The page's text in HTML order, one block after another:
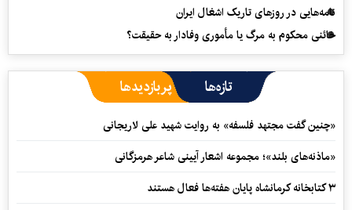
نامه‌هایی در روزهای تاریک اشغال ایران
خائنی محکوم به مرگ یا مأموری وفادار به حقیقت؟
تازه‌ها پربازدیدها
«چنین گفت مجتهد فلسفه» به روایت شهید علی لاریجانی
«ماذنه‌های بلند»؛ مجموعه اشعار آیینی شاعر هرمزگانی
۳ کتابخانه کرمانشاه پایان هفته‌ها فعال هستند